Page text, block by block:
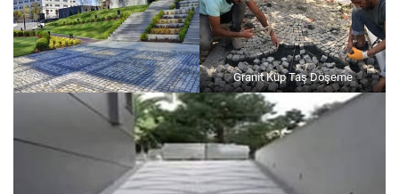
Granit Küp Taş Döşeme